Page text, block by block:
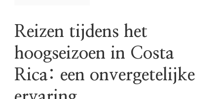
Reizen tijdens het
hoogseizoen in Costa
Rica: een onvergetelijke